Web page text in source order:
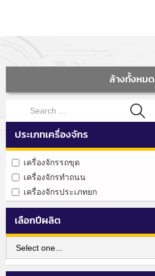
ล้างทั้งหมด
ประเภทเครื่องจักร
เครื่องจักรรถขุด
เครื่องจักรทำถนน
เครื่องจักรประเภทยก
เลือกปีผลิต